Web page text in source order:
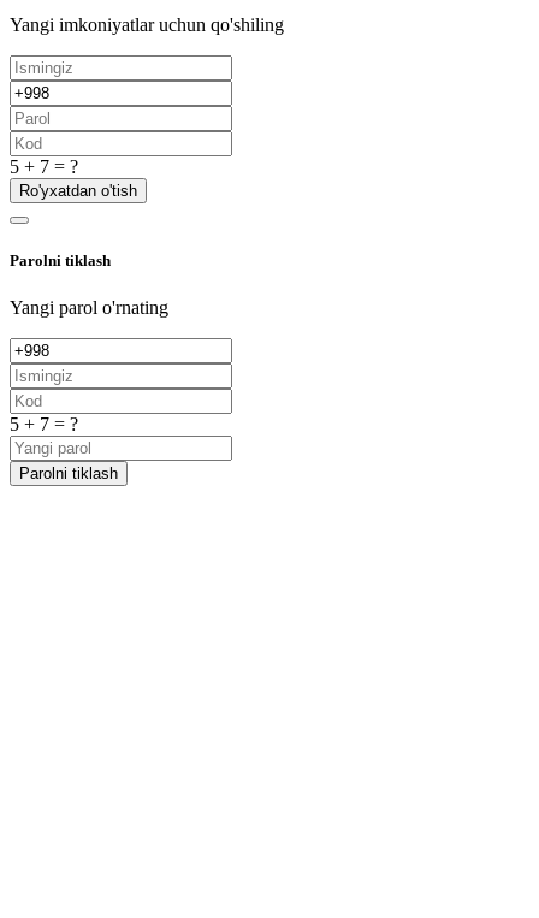
Yangi imkoniyatlar uchun qo'shiling
5 + 7 = ?
Ro'yxatdan o'tish
Parolni tiklash
Yangi parol o'rnating
5 + 7 = ?
Parolni tiklash